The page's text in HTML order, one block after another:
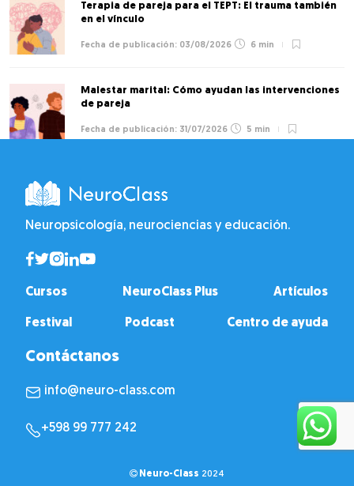
Terapia de pareja para el TEPT: El trauma también
en el vínculo
03/08/2026 6 min
Malestar marital: Cómo ayudan las intervenciones
de pareja
31/07/2026 5 min
Neuropsicología, neurociencias y educación.
Cursos NeuroClass Plus Artículos
Festival Podcast Centro de ayuda
Contáctanos
info@neuro-class.com
+598 99 777 242
Neuro-Class 2024